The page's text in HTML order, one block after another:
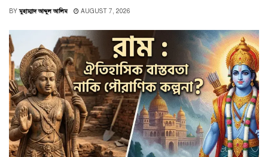
BY মুহাম্মাদ আব্দুল আলিম AUGUST 7, 2026